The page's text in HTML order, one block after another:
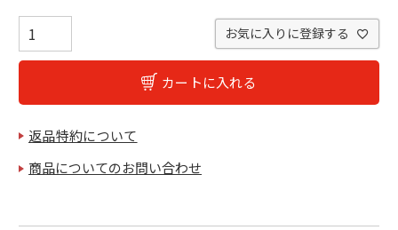
お気に入りに登録する
カートに入れる
返品特約について
商品についてのお問い合わせ